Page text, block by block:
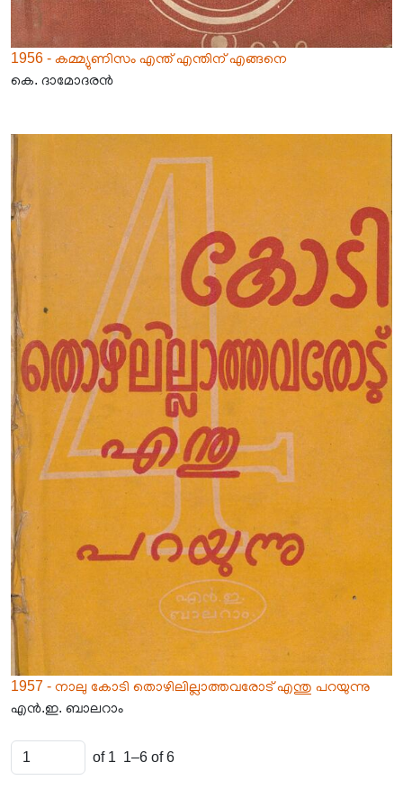
1956 - കമ്മ്യുണിസം എന്ത് എന്തിന് എങ്ങനെ
കെ. ദാമോദരൻ
1957 - നാലു കോടി തൊഴിലില്ലാത്തവരോട് എന്തു പറയുന്നു
എൻ.ഇ. ബാലറാം
of 1 1–6 of 6